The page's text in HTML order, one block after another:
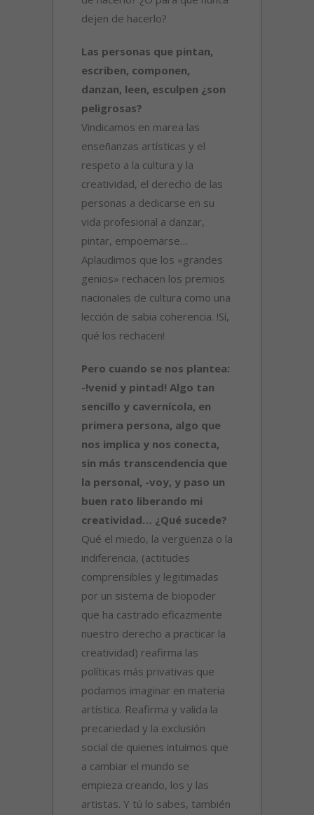
dejen de hacerlo?
Las personas que pintan,
escriben, componen,
danzan, leen, esculpen ¿son
peligrosas?
Vindicamos en marea las
enseñanzas artísticas y el
respeto a la cultura y la
creatividad, el derecho de las
personas a dedicarse en su
vida profesional a danzar,
pintar, empoemarse…
Aplaudimos que los «grandes
genios» rechacen los premios
nacionales de cultura como una
lección de sabia coherencia. !Sí,
qué los rechacen!
Pero cuando se nos plantea:
-!venid y pintad! Algo tan
sencillo y cavernícola, en
primera persona, algo que
nos implica y nos conecta,
sin más transcendencia que
la personal, -voy, y paso un
buen rato liberando mi
creatividad… ¿Qué sucede?
Qué el miedo, la vergüenza o la
indiferencia, (actitudes
comprensibles y legitimadas
por un sistema de biopoder
que ha castrado eficazmente
nuestro derecho a practicar la
creatividad) reafirma las
políticas más privativas que
podamos imaginar en materia
artística. Reafirma y valida la
precariedad y la exclusión
social de quienes intuimos que
a cambiar el mundo se
empieza creando, los y las
artistas. Y tú lo sabes, también